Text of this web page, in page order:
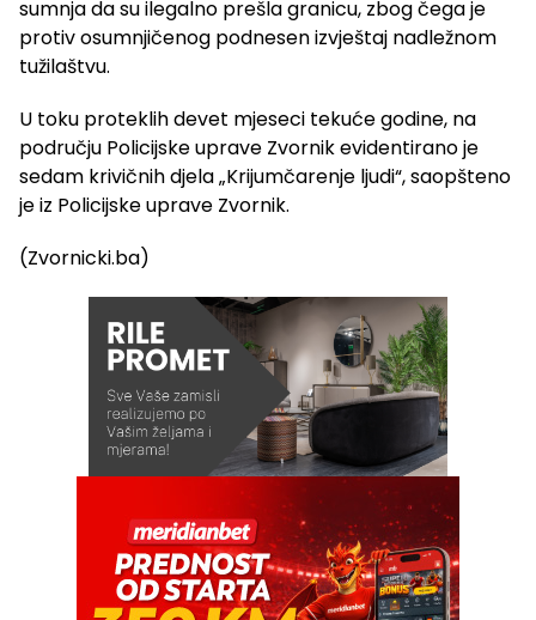
sumnja da su ilegalno prešla granicu, zbog čega je
protiv osumnjičenog podnesen izvještaj nadležnom
tužilaštvu.
U toku proteklih devet mjeseci tekuće godine, na
području Policijske uprave Zvornik evidentirano je
sedam krivičnih djela „Krijumčarenje ljudi“, saopšteno
je iz Policijske uprave Zvornik.
(Zvornicki.ba)